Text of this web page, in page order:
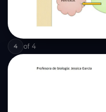
4 of 4